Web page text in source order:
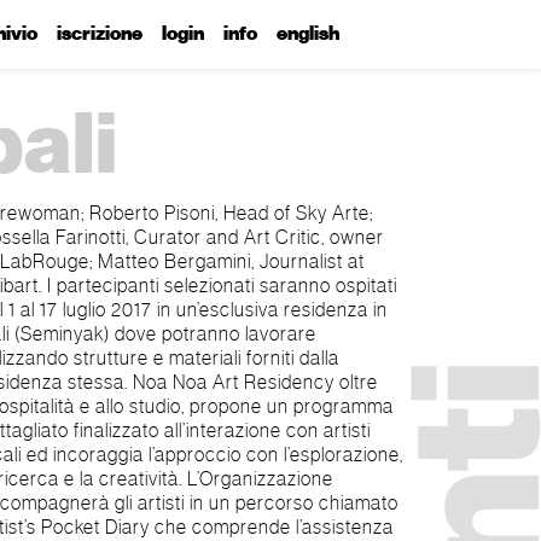
iscrizione login info english